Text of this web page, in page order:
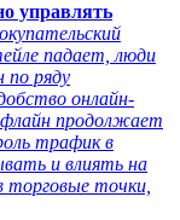
управлять
падает, люди
по ряду
онлайн-
продолжает
трафик в
и влиять на
торговые точки,